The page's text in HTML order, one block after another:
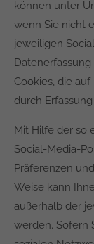
können unter
wenn Sie nicht
jeweiligen
Cookies, die
durch
Mit Hilfe der so
Social-Media-
Präferenzen
Weise kann
außerhalb der
werden. Sofern